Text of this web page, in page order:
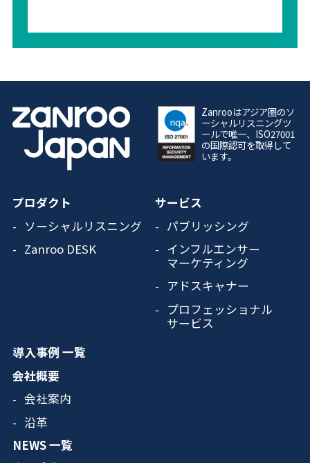
Zanrooはアジア圏のソ
ーシャルリスニングツ
ールで唯一、ISO27001
の国際認可を取得して
います。
プロダクト
ソーシャルリスニング
Zanroo DESK
サービス
パブリッシング
インフルエンサー
マーケティング
アドスキャナー
プロフェッショナル
サービス
導入事例 一覧
会社概要
会社案内
沿革
NEWS 一覧